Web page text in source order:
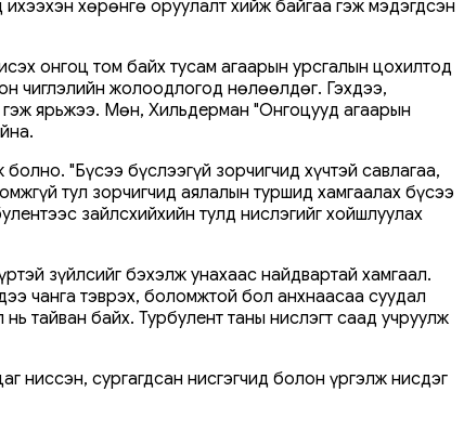
хөрөнгө оруулалт хийж байгаа гэж мэдэгдсэн
онгоц том байх тусам агаарын урсгалын цохилтод
чиглэлийн жолоодлогод нөлөөлдөг. Гэхдээ,
гэж ярьжээ. Мөн, Хильдерман "Онгоцууд агаарын
"Бүсээ бүслээгүй зорчигчид хүчтэй савлагаа,
тул зорчигчид аялалын туршид хамгаалах бүсээ
зайлсхийхийн тулд нислэгийг хойшлуулах
зүйлсийг бэхэлж унахаас найдвартай хамгаал.
чанга тэврэх, боломжтой бол анхнаасаа суудал
тайван байх. Турбулент таны нислэгт саад учруулж
ниссэн, сургагдсан нисгэгчид болон үргэлж нисдэг